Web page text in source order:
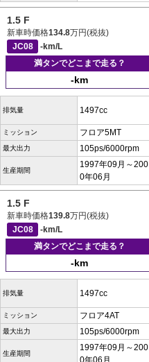
1.5 F
新車時価格134.8万円(税抜)
JC08
-km/L
満タンでどこまで走る？
-km
排気量 1497cc
ミッション フロア5MT
最大出力 105ps/6000rpm
生産期間
1997年09月～200
0年06月
1.5 F
新車時価格139.8万円(税抜)
JC08
-km/L
満タンでどこまで走る？
-km
排気量 1497cc
ミッション フロア4AT
最大出力 105ps/6000rpm
生産期間
1997年09月～200